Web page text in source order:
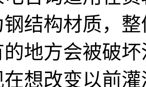
钢结构材质，
的地方会被破
想改变以前